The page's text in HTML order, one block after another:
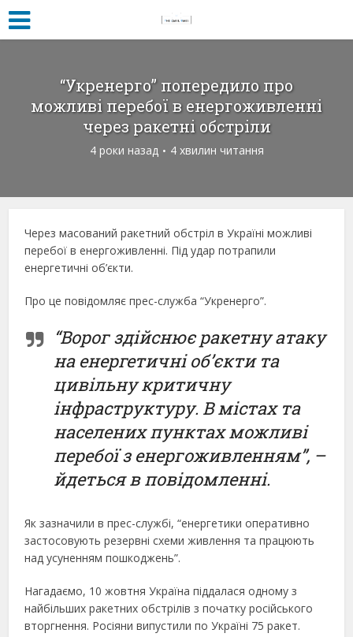
“Укренерго” попередило про
можливі перебої в енергоживленні
через ракетні обстріли
4 роки назад 4 хвилин читання
Через масований ракетний обстріл в Україні можливі
перебої в енергоживленні. Під удар потрапили
енергетичні об’єкти.
Про це повідомляє прес-служба “Укренерго”.
“Ворог здійснює ракетну атаку
на енергетичні об’єкти та
цивільну критичну
інфраструктуру. В містах та
населених пунктах можливі
перебої з енергоживленням”, –
йдеться в повідомленні.
Як зазначили в прес-службі, “енергетики оперативно
застосовують резервні схеми живлення та працюють
над усуненням пошкоджень”.
Нагадаємо, 10 жовтня Україна піддалася одному з
найбільших ракетних обстрілів з початку російського
вторгнення. Росіяни випустили по Україні 75 ракет.